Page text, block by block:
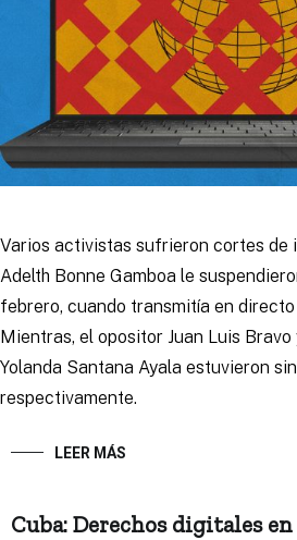
Varios activistas sufrieron cortes de
Adelth Bonne Gamboa le
febrero, cuando transmitía en
Mientras, el opositor Juan Luis Bravo
Yolanda Santana Ayala estuvieron
respectivamente.
LEER MÁS
Cuba: Derechos digitales